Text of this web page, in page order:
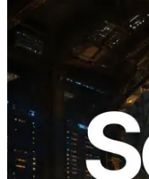
2026.08.05